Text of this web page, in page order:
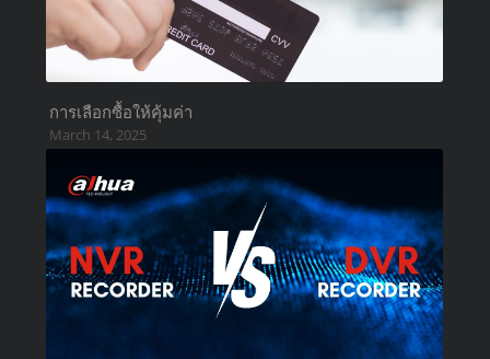
การเลือกซื้อให้คุ้มค่า
March 14, 2025